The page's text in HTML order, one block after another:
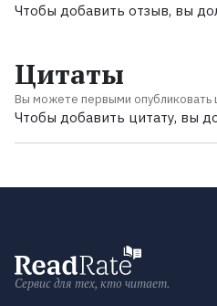
Чтобы добавить отзыв, вы
Цитаты
Вы можете первыми опубликовать
Чтобы добавить цитату, вы
Сервис для тех, кто читает.